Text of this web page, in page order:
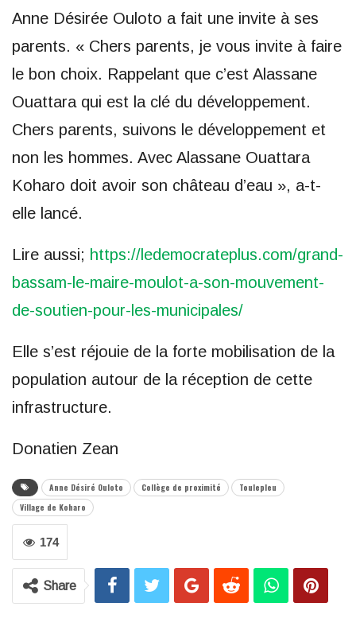
Anne Désirée Ouloto a fait une invite à ses
parents. « Chers parents, je vous invite à faire
le bon choix. Rappelant que c’est Alassane
Ouattara qui est la clé du développement.
Chers parents, suivons le développement et
non les hommes. Avec Alassane Ouattara
Koharo doit avoir son château d’eau », a-t-
elle lancé.
Lire aussi; https://ledemocrateplus.com/grand-
bassam-le-maire-moulot-a-son-mouvement-
de-soutien-pour-les-municipales/
Elle s’est réjouie de la forte mobilisation de la
population autour de la réception de cette
infrastructure.
Donatien Zean
Anne Désiré Ouloto Collège de proximité
Toulepleu
Village de Koharo
174
Share